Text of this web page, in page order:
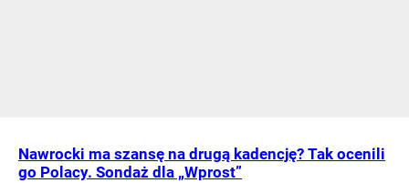
Nawrocki ma szansę na drugą kadencję? Tak ocenili
go Polacy. Sondaż dla „Wprost”